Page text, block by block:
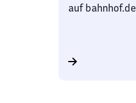
auf bahnhof.de